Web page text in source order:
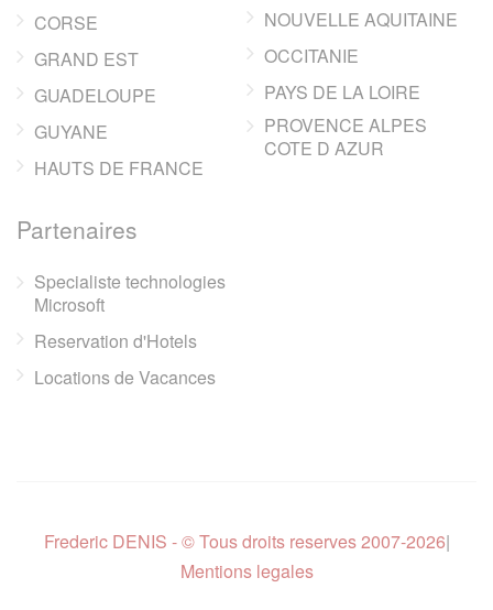
CORSE
GRAND EST
GUADELOUPE
GUYANE
HAUTS DE FRANCE
NOUVELLE AQUITAINE
OCCITANIE
PAYS DE LA LOIRE
PROVENCE ALPES
COTE D AZUR
Partenaires
Specialiste technologies
Microsoft
Reservation d'Hotels
Locations de Vacances
Frederic DENIS - © Tous droits reserves 2007-2026|
Mentions legales